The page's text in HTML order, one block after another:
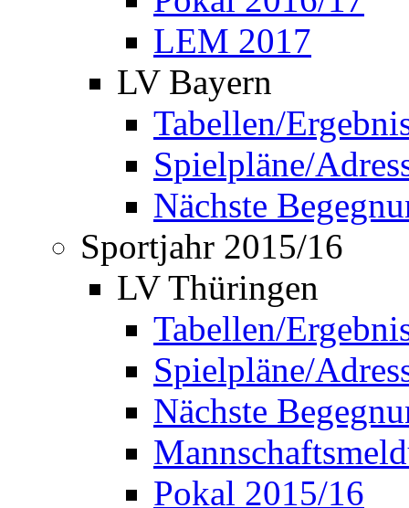
LEM 2017
LV Bayern
Tabellen/
Spielpläne/
Nächste
Sportjahr 2015/16
LV Thüringen
Tabellen/
Spielpläne/
Nächste
Pokal 2015/16